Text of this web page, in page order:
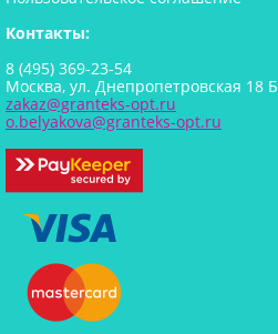
Контакты:
8 (495) 369-23-54
Москва, ул. Днепропетровская 18 Б
zakaz@granteks-opt.ru
o.belyakova@granteks-opt.ru